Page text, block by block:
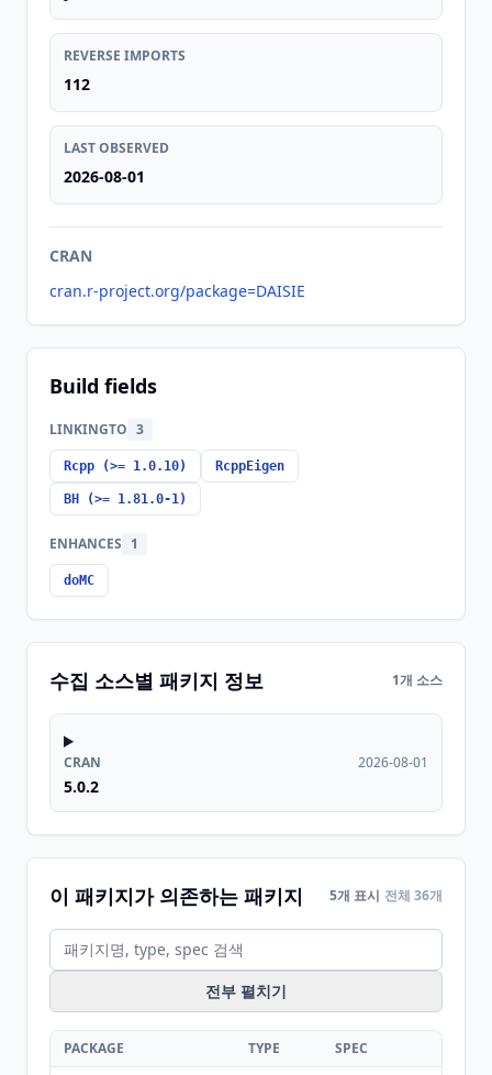
REVERSE IMPORTS
112
LAST OBSERVED
2026-08-01
CRAN
cran.r-project.org/package=DAISIE
Build fields
LINKINGTO 3
Rcpp (>= 1.0.10) RcppEigen
BH (>= 1.81.0-1)
ENHANCES 1
doMC
수집 소스별 패키지 정보 1개 소스
CRAN
5.0.2
2026-08-01
이 패키지가 의존하는 패키지 5개 표시 전체 36개
전부 펼치기
PACKAGE TYPE SPEC